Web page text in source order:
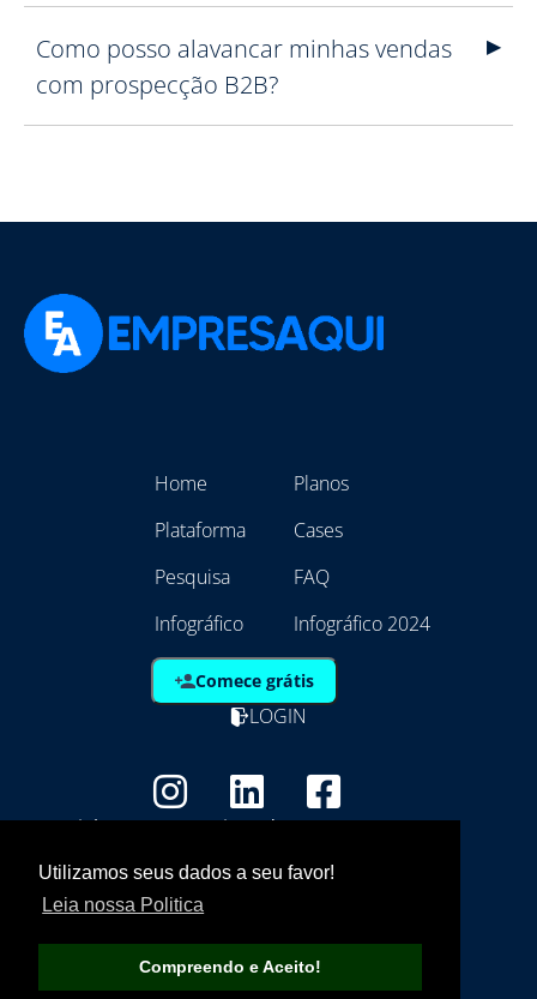
Utilizamos seus dados a seu favor!
Leia nossa Politica
Compreendo e Aceito!
Como posso alavancar minhas vendas
com prospecção B2B?
Home
Plataforma
Pesquisa
Infográfico
Planos
Cases
FAQ
Infográfico 2024
Comece grátis
LOGIN
Copyright - Marca Registrada
21.792.257/0001/01